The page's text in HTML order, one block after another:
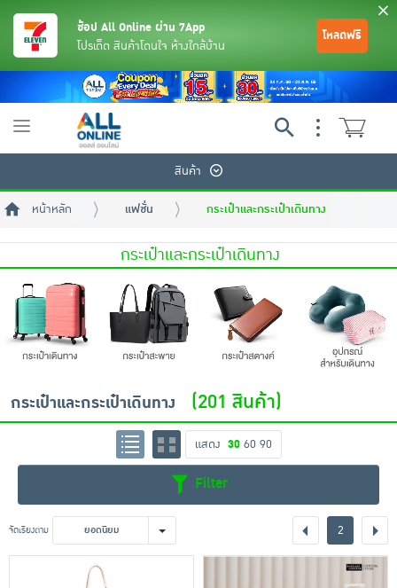
ย้อนกลับ
ขนมขบเคี้ยว และช็อคโกแลต
ย้อนกลับ
ย้อนกลับ
ย้อนกลับ
ย้อนกลับ
ย้อนกลับ
ย้อนกลับ
ย้อนกลับ
ย้อนกลับ
ย้อนกลับ
ย้อนกลับ
ช้อป All Online ผ่าน 7App
โปรเด็ด สินค้าโดนใจ ห้างใกล้บ้าน
โหลดฟรี
Toggle
สินค้า
หน้าหลัก แฟชั่น กระเป๋าและกระเป๋าเดินทาง
กระเป๋าและกระเป๋าเดินทาง
กระเป๋าและกระเป๋าเดินทาง (201 สินค้า)
แสดง 30 60 90
Filter
จัดเรียงตาม ยอดนิยม 2